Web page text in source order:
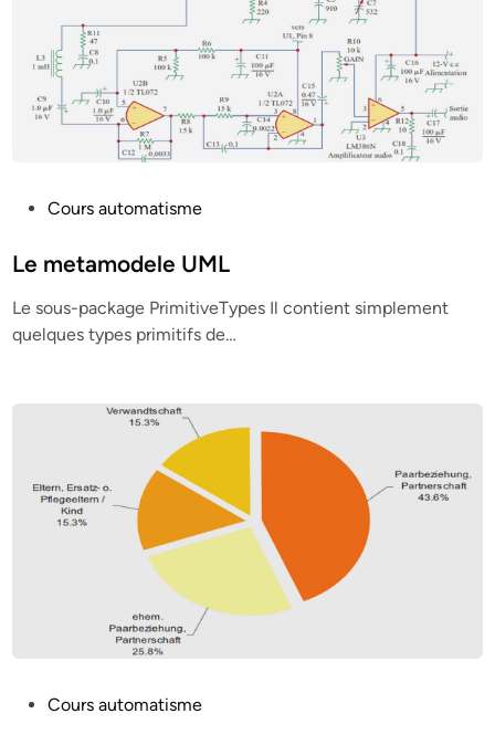
s
e
d
Cours automatisme
Le metamodele UML
Le sous-package PrimitiveTypes Il contient simplement
quelques types primitifs de…
Cours automatisme